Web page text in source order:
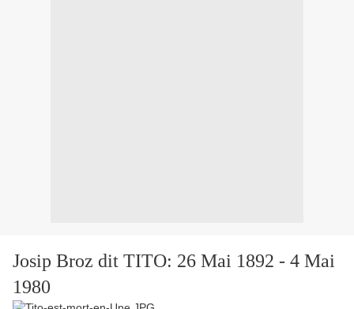
Josip Broz dit TITO: 26 Mai 1892 - 4 Mai
1980